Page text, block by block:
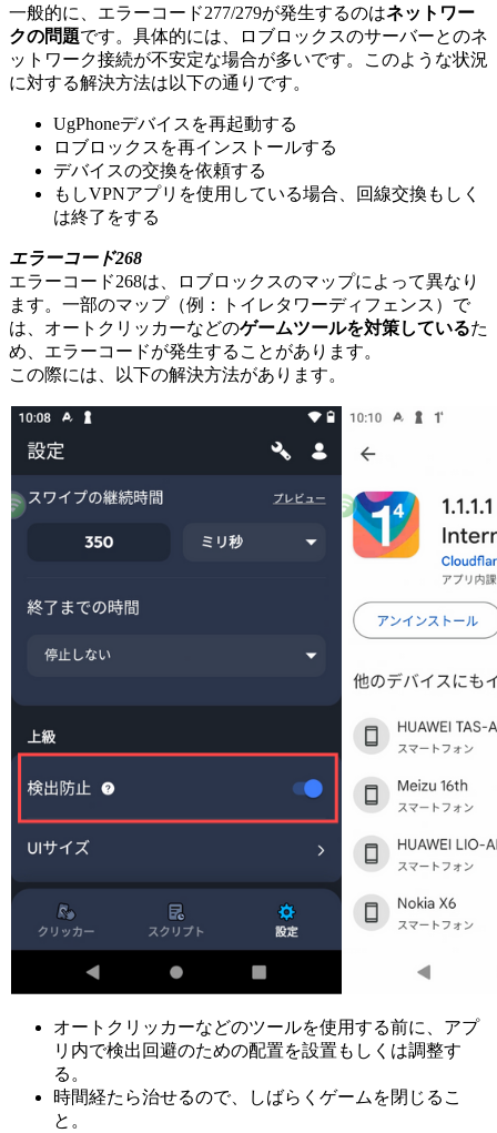
一般的に、エラーコード277/279が発生するのはネットワー
クの問題です。具体的には、ロブロックスのサーバーとのネ
ットワーク接続が不安定な場合が多いです。このような状況
に対する解決方法は以下の通りです。
UgPhoneデバイスを再起動する
ロブロックスを再インストールする
デバイスの交換を依頼する
もしVPNアプリを使用している場合、回線交換もしく
は終了をする
エラーコード268
エラーコード268は、ロブロックスのマップによって異なり
ます。一部のマップ（例：トイレタワーディフェンス）で
は、オートクリッカーなどのゲームツールを対策しているた
め、エラーコードが発生することがあります。
この際には、以下の解決方法があります。
オートクリッカーなどのツールを使用する前に、アプ
リ内で検出回避のための配置を設置もしくは調整す
る。
時間経たら治せるので、しばらくゲームを閉じるこ
と。